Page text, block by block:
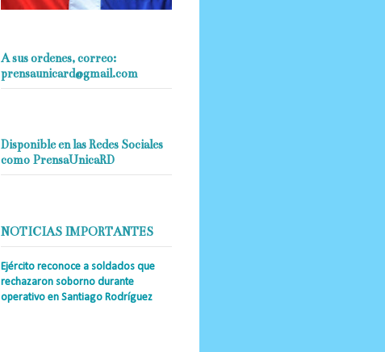
A sus ordenes, correo:
prensaunicard@gmail.com
Disponible en las Redes Sociales
como PrensaUnicaRD
NOTICIAS IMPORTANTES
Ejército reconoce a soldados que
rechazaron soborno durante
operativo en Santiago Rodríguez